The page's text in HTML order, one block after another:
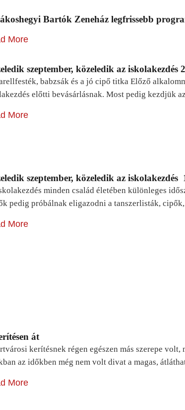
Bartók Zeneház legfrissebb
More
szeptember, közeledik az iskolakezdés
babzsák és a jó cipő titka Előző
előtti bevásárlásnak. Most pedig kezdjük
More
szeptember, közeledik az iskolakezdés
minden család életében különleges
pedig próbálnak eligazodni a tanszerlisták,
More
át
kerítésnek régen egészen más szerepe
az időkben még nem volt divat a magas,
More